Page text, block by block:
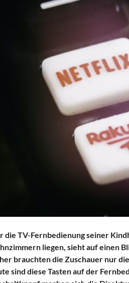
die TV-Fernbedienung seiner
liegen, sieht auf einen
brauchten die Zuschauer nur
sind diese Tasten auf der